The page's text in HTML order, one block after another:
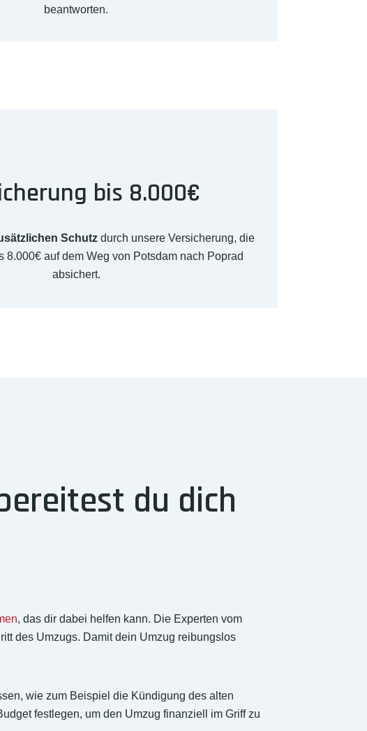
beantworten.
bis 8.000€
Schutzdurch unsere Versicherung, die
8.000€ auf dem Weg von Potsdam nach Poprad
absichert.
du dich
, das dir dabei helfen kann. Die Experten vom
des Umzugs. Damit dein Umzug reibungslos
wie zum Beispiel die Kündigung des alten
festlegen, um den Umzug finanziell im Griff zu